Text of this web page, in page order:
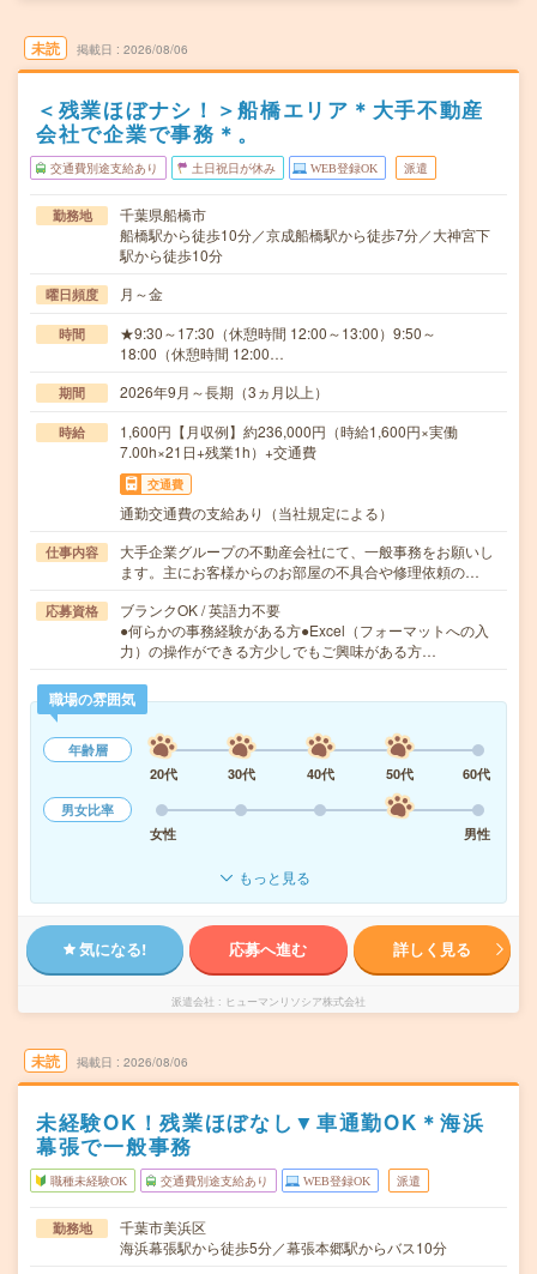
未読 掲載日 2026/08/06
＜残業ほぼナシ！＞船橋エリア＊大手不動産
会社で企業で事務＊。
交通費別途支給あり 土日祝日が休み WEB登録OK 派遣
勤務地
千葉県船橋市
船橋駅から徒歩10分／京成船橋駅から徒歩7分／大神宮下
駅から徒歩10分
曜日頻度 月～金
時間
★9:30～17:30（休憩時間 12:00～13:00）9:50～
18:00（休憩時間 12:00…
期間 2026年9月～長期（3ヵ月以上）
時給
1,600円【月収例】約236,000円（時給1,600円×実働
7.00h×21日+残業1h）+交通費
交通費
通勤交通費の支給あり（当社規定による）
仕事内容
大手企業グループの不動産会社にて、一般事務をお願いし
ます。主にお客様からのお部屋の不具合や修理依頼の…
応募資格
ブランクOK / 英語力不要
●何らかの事務経験がある方●Excel（フォーマットへの入
力）の操作ができる方少しでもご興味がある方…
職場の雰囲気
年齢層
20代
30代 40代 50代
60代
男女比率
女性
男性
もっと見る
気になる! 応募へ進む 詳しく見る
派遣会社 ヒューマンリソシア株式会社
未読 掲載日 2026/08/06
未経験OK！残業ほぼなし▼車通勤OK＊海浜
幕張で一般事務
職種未経験OK 交通費別途支給あり WEB登録OK 派遣
勤務地
千葉市美浜区
海浜幕張駅から徒歩5分／幕張本郷駅からバス10分